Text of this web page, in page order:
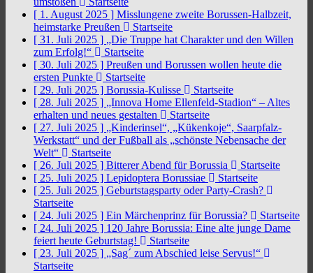
[ 1. August 2025 ] Misslungene zweite Borussen-Halbzeit,
heimstarke Preußen
Startseite
[ 31. Juli 2025 ] „Die Truppe hat Charakter und den Willen
zum Erfolg!“
Startseite
[ 30. Juli 2025 ] Preußen und Borussen wollen heute die
ersten Punkte
Startseite
[ 29. Juli 2025 ] Borussia-Kulisse
Startseite
[ 28. Juli 2025 ] „Innova Home Ellenfeld-Stadion“ – Altes
erhalten und neues gestalten
Startseite
[ 27. Juli 2025 ] „Kinderinsel“, „Kükenkoje“, Saarpfalz-
Werkstatt“ und der Fußball als „schönste Nebensache der
Welt“
Startseite
[ 26. Juli 2025 ] Bitterer Abend für Borussia
Startseite
[ 25. Juli 2025 ] Lepidoptera Borussiae
Startseite
[ 25. Juli 2025 ] Geburtstagsparty oder Party-Crash?
Startseite
[ 24. Juli 2025 ] Ein Märchenprinz für Borussia?
Startseite
[ 24. Juli 2025 ] 120 Jahre Borussia: Eine alte junge Dame
feiert heute Geburtstag!
Startseite
[ 23. Juli 2025 ] „Sag´ zum Abschied leise Servus!“
Startseite